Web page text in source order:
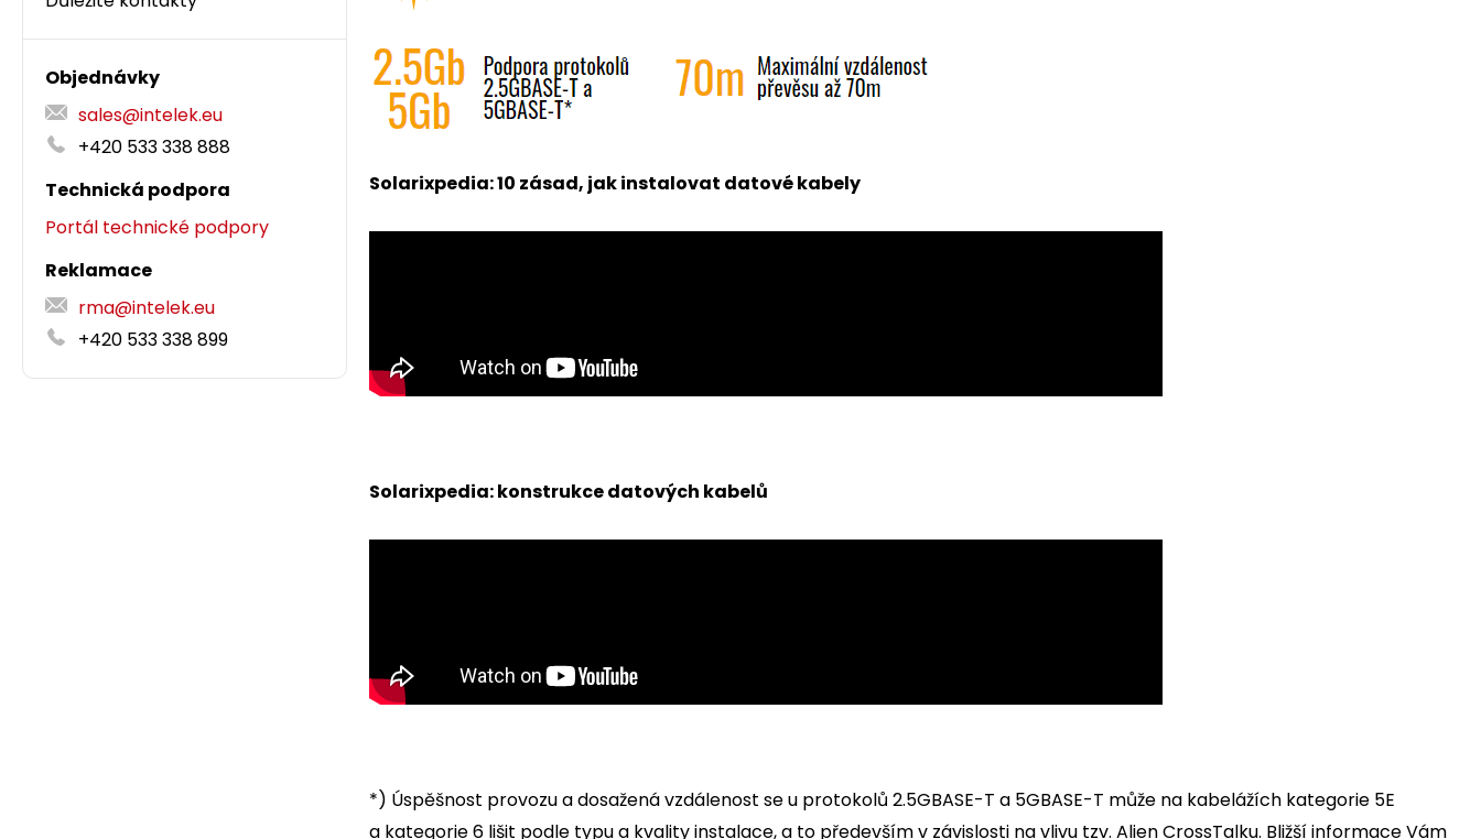
Objednávky
sales@intelek.eu
+420 533 338 888
Technická podpora
Portál technické podpory
Reklamace
rma@intelek.eu
+420 533 338 899
Solarixpedia: 10 zásad, jak instalovat datové kabely
Solarixpedia: konstrukce datových kabelů
*) Úspěšnost provozu a dosažená vzdálenost se u protokolů 2.5GBASE-T a 5GBASE-T může na kabelážích kategorie 5E
a kategorie 6 lišit podle typu a kvality instalace, a to především v závislosti na vlivu tzv. Alien CrossTalku. Bližší informace Vám